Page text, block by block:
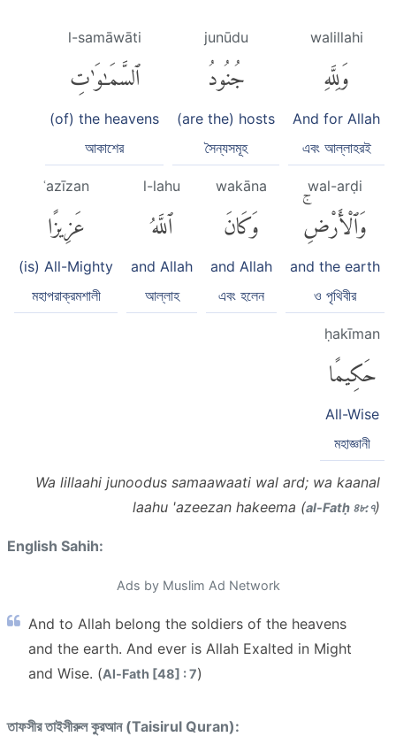
walillahi
وَلِلَّهِ
And for Allah
এবং আল্লাহরই
junūdu
جُنُودُ
(are the) hosts
সৈন্যসমূহ
l-samāwāti
ٱلسَّمَٰوَٰتِ
(of) the heavens
আকাশের
wal-arḍi
وَٱلْأَرْضِۚ
and the earth
ও পৃথিবীর
wakāna
وَكَانَ
and Allah
এবং হলেন
l-lahu
ٱللَّهُ
and Allah
আল্লাহ
ʿazīzan
عَزِيزًا
(is) All-Mighty
মহাপরাক্রমশালী
ḥakīman
حَكِيمًا
All-Wise
মহাজ্ঞানী
Wa lillaahi junoodus samaawaati wal ard; wa kaanal
laahu 'azeezan hakeema (al-Fatḥ ৪৮:৭)
English Sahih:
Ads by Muslim Ad Network
And to Allah belong the soldiers of the heavens
and the earth. And ever is Allah Exalted in Might
and Wise. (Al-Fath [48] : 7)
তাফসীর তাইসীরুল কুরআন (Taisirul Quran):